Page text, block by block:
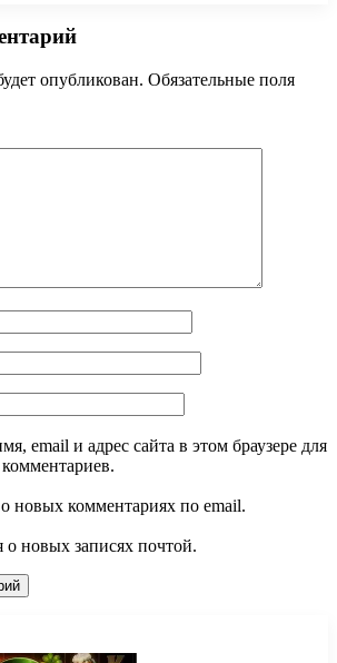
опубликован. Обязательные поля
email и адрес сайта в этом браузере для
новых комментариях по email.
о новых записях почтой.